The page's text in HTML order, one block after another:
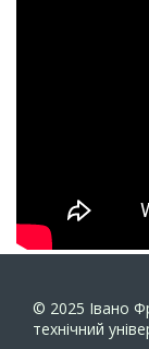
© 2025 Івано
технічний